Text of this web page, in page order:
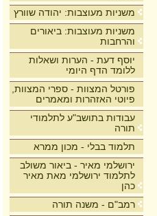
משניות מעוצבות: יהודה שוורץ
משניות מעוצבות: ביאורים
והרחבות
יוסף דעת - הערות ושאלות
ללומד הדף היומי
פורטל המצוות - ספרי המצוות,
פיוטי האזהרות ומאמרים
עבודות בתושב"ע לתלמודי
תורה
תלמוד בבלי - מכון ממרא
ירושלמי מאיר - ביאור משולב
לתלמוד ירושלמי מאת מאיר
כהן
רמב"ם - משנה תורה